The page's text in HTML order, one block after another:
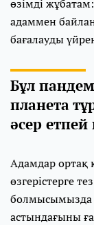
өзімді
адаммен
бағалауды
Бұл
планета
әсер
Адамдар ортақ
өзгерістерге
болмысымызда
астындағыны